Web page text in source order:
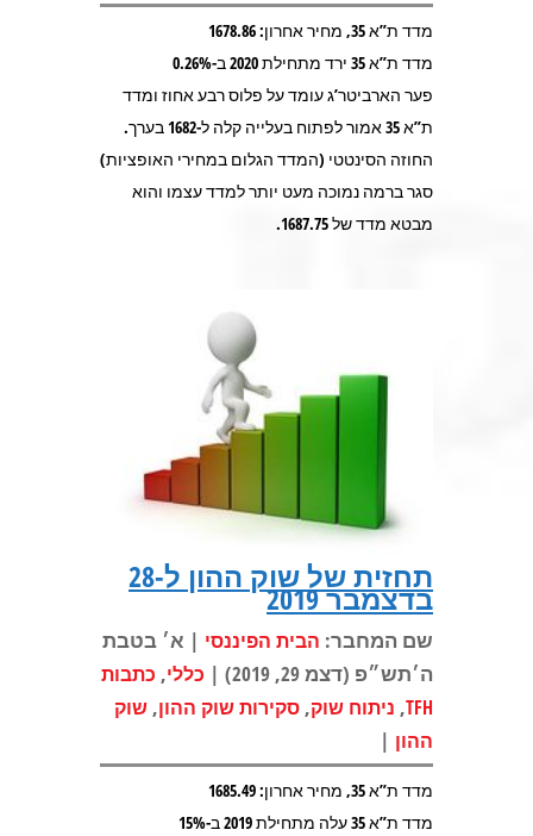
מדד ת”א 35, מחיר אחרון: 1678.86
מדד ת”א 35 ירד מתחילת 2020 ב-0.26%
פער הארביטר’ג עומד על פלוס רבע אחוז ומדד
ת”א 35 אמור לפתוח בעלייה קלה ל-1682 בערך.
החוזה הסינטטי (המדד הגלום במחירי האופציות)
סגר ברמה נמוכה מעט יותר למדד עצמו והוא
מבטא מדד של 1687.75.
תחזית של שוק ההון ל-28
בדצמבר 2019
שם המחבר: הבית הפיננסי | א׳ בטבת
ה׳תש״פ (דצמ 29, 2019) |
כללי, כתבות
TFH
, ניתוח שוק, סקירות שוק ההון, שוק
ההון |
מדד ת”א 35, מחיר אחרון: 1685.49
מדד ת”א 35 עלה מתחילת 2019 ב-15%